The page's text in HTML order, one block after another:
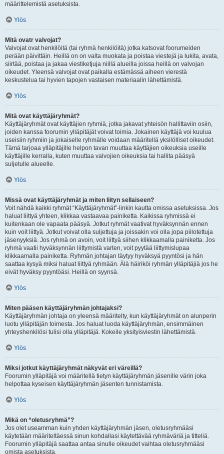
määrittelemistä asetuksista.
Ylös
Mitä ovatr valvojat?
Valvojat ovat henkilöitä (tai ryhmä henkilöitä) jotka katsovat foorumeiden
perään päivittäin. Heillä on on valta muokata ja poistaa viestejä ja lukita, avata,
siirtää, poistaa ja jakaa viestiketjuja niillä alueilla joissa heillä on valvojan
oikeudet. Yleensä valvojat ovat paikalla estämässä aiheen vierestä
keskustelua tai hyvien tapojen vastaisen materiaalin lähettämistä.
Ylös
Mitä ovat käyttäjäryhmät?
Käyttäjäryhmät ovat käyttäjien ryhmiä, jotka jakavat yhteisön hallittaviin osiin,
joiden kanssa foorumin ylläpitäjät voivat toimia. Jokainen käyttäjä voi kuulua
useisiin ryhmiin ja jokaiselle ryhmälle voidaan määritellä yksilölliset oikeudet.
Tämä tarjoaa ylläpitäjille helpon tavan muuttaa käyttäjien oikeuksia useille
käyttäjille kerralla, kuten muuttaa valvojien oikeuksia tai hallita pääsyä
suljetulle alueelle.
Ylös
Missä ovat käyttäjäryhmät ja miten liityn sellaiseen?
Voit nähdä kaikki ryhmät “Käyttäjäryhmät”-linkin kautta omissa asetuksissa. Jos
haluat liittyä yhteen, klikkaa vastaavaa painiketta. Kaikissa ryhmissä ei
kuitenkaan ole vapaata pääsyä. Jotkut ryhmät vaativat hyväksynnän ennen
kuin voit liittyä. Jotkut voivat olla suljettuja ja joissakin voi olla jopa piilotettuja
jäsenyyksiä. Jos ryhmä on avoin, voit liittyä siihen klikkaamalla painiketta. Jos
ryhmä vaatii hyväksynnän liittymistä varten, voit pyytää liittymislupaa
klikkaamalla painiketta. Ryhmän johtajan täytyy hyväksyä pyyntösi ja hän
saattaa kysyä miksi haluat liittyä ryhmään. Älä häiriköi ryhmän ylläpitäjiä jos he
eivät hyväksy pyyntöäsi. Heillä on syynsä.
Ylös
Miten pääsen käyttäjäryhmän johtajaksi?
Käyttäjäryhmän johtaja on yleensä määritelty, kun käyttäjäryhmät on alunperin
luotu ylläpitäjän toimesta. Jos haluat luoda käyttäjäryhmän, ensimmäinen
yhteyshenkilösi tulisi olla ylläpitäjä. Kokeile yksityisviestin lähettämistä.
Ylös
Miksi jotkut käyttäjäryhmät näkyvät eri väreillä?
Foorumin ylläpitäjä voi määritellä tietyn käyttäjäryhmän jäsenille värin joka
helpottaa kyseisen käyttäjäryhmän jäsenten tunnistamista.
Ylös
Mikä on “oletusryhmä”?
Jos olet useamman kuin yhden käyttäjäryhmän jäsen, oletusryhmääsi
käytetään määriteltäessä sinun kohdallasi käytettävää ryhmäväriä ja titteliä.
Foorumin ylläpitäjä saattaa antaa sinulle oikeudet vaihtaa oletusryhmääsi
omista asetuksista.